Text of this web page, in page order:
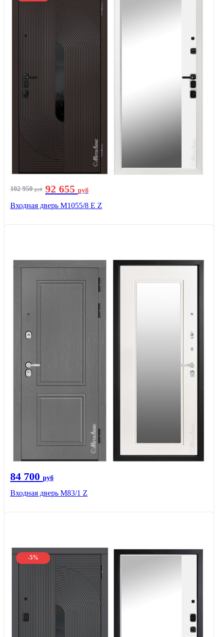
102 950руб 92 655 руб
Входная дверь М1055/8 Е Z
84 700 руб
Входная дверь M83/1 Z
-5%